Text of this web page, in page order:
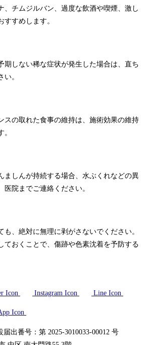
、チムジルバン、過度な飲酒や喫煙、激し
すすめします。
期しない稀な症状が発生した場合は、直ち
い。
スの取れた食事の維持は、施術効果の維持
ましんが持続する場合、水ぶくれなどの異
院までご連絡ください。
も、絶対に無理に剥がさないでください。
ておくことで、傷跡や色素沈着を予防する
Icon Instagram Icon Line Icon
Icon
出番号：第 2025-3010033-00012 号